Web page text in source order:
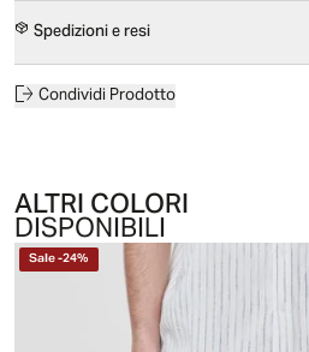
Spedizioni e resi
Condividi Prodotto
ALTRI COLORI
DISPONIBILI
Sale-24%